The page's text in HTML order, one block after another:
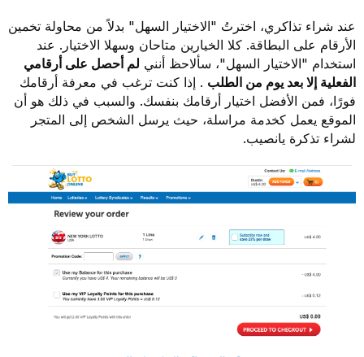
عند شراء تذاكري، اخترتُ "الاختيار السهل" بدلاً من محاولة تخمين
الأرقام على البطاقة. كلا الخيارين متاحان وسهلا الاختيار. عند
استخدام "الاختيار السهل"، سألاحظ أنني لم أحصل على أرقامي
الفعلية إلا بعد يوم من الطلب. إذا كنت ترغب في معرفة أرقامك
فورًا، فمن الأفضل اختيار أرقامك بنفسك. والسبب في ذلك هو أن
الموقع يعمل كخدمة مراسلة، حيث يرسل الشخص إلى المتجر
لشراء تذكرة يانصيب.